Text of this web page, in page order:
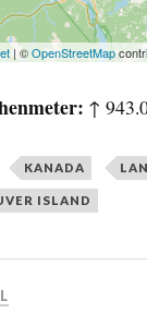
| ©OpenStreetMap
↑
KANADA
ISLAND